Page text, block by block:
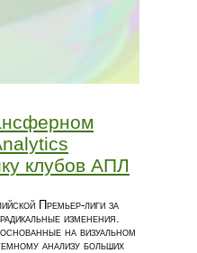
клубов АПЛ
Премьер-лиги за
изменения.
на визуальном
анализу больших